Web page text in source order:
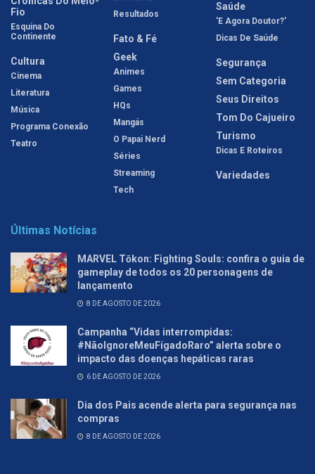
Fio
Esquina Do
Continente
Cultura
Cinema
Literatura
Música
Programa Conexão
Teatro
Resultados
Fato & Fé
Geek
Animes
Games
HQs
Mangás
O Papai Nerd
Séries
Streaming
Tech
Saúde
'E Agora Doutor?'
Dicas De Saúde
Segurança
Sem Categoria
Seus Direitos
Tom Do Cajueiro
Turismo
Dicas E Roteiros
Variedades
Últimas Notícias
MARVEL Tōkon: Fighting Souls: confira o guia de
gameplay de todos os 20 personagens de
lançamento
8 DE AGOSTO DE 2026
Campanha “Vidas interrompidas:
#NãoIgnoreMeuFígadoRaro” alerta sobre o
impacto das doenças hepáticas raras
6 DE AGOSTO DE 2026
Dia dos Pais acende alerta para segurança nas
compras
8 DE AGOSTO DE 2026